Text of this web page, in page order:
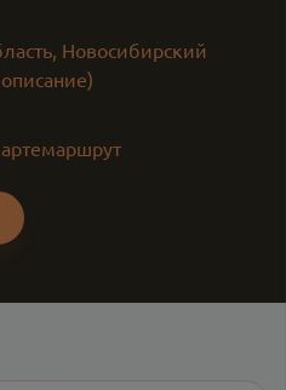
Новосибирский
маршрут